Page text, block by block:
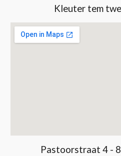
Kleuter tem
Pastoorstraat 4 -